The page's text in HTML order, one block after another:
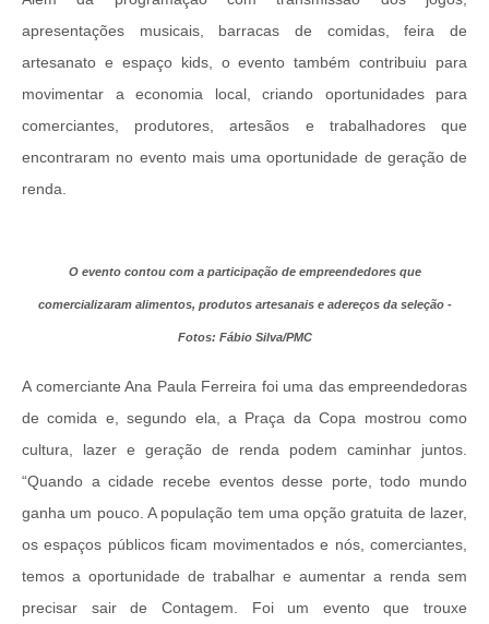
apresentações musicais, barracas de comidas, feira de
artesanato e espaço kids, o evento também contribuiu para
movimentar a economia local, criando oportunidades para
comerciantes, produtores, artesãos e trabalhadores que
encontraram no evento mais uma oportunidade de geração de
renda.
O evento contou com a participação de empreendedores que
comercializaram alimentos, produtos artesanais e adereços da seleção -
Fotos: Fábio Silva/PMC
A comerciante Ana Paula Ferreira foi uma das empreendedoras
de comida e, segundo ela, a Praça da Copa mostrou como
cultura, lazer e geração de renda podem caminhar juntos.
“Quando a cidade recebe eventos desse porte, todo mundo
ganha um pouco. A população tem uma opção gratuita de lazer,
os espaços públicos ficam movimentados e nós, comerciantes,
temos a oportunidade de trabalhar e aumentar a renda sem
precisar sair de Contagem. Foi um evento que trouxe